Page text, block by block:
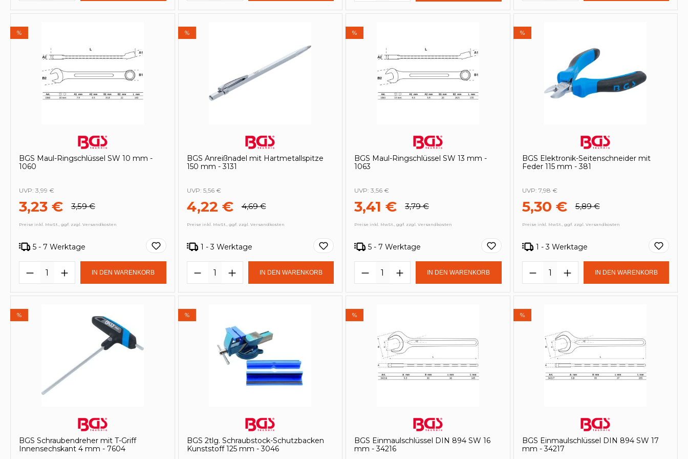
%
BGS Maul-Ringschlüssel SW 10 mm -
1060
3,23 € 3,59 €
UVP: 3,99 €
Preise inkl. MwSt., ggf. zzgl. Versandkosten
5 - 7 Werktage
Produkt Anzahl: Gib den gewünschten Wert ein oder benutze die Schaltflächen um die Anzahl zu erhöhen
IN DEN WARENKORB
%
BGS Anreißnadel mit Hartmetallspitze
150 mm - 3131
4,22 € 4,69 €
UVP: 5,56 €
Preise inkl. MwSt., ggf. zzgl. Versandkosten
1 - 3 Werktage
Produkt Anzahl: Gib den gewünschten Wert ein oder benutze die Schaltflächen
IN DEN WARENKORB
%
BGS Maul-Ringschlüssel SW 13 mm -
1063
3,41 € 3,79 €
UVP: 3,56 €
Preise inkl. MwSt., ggf. zzgl. Versandkosten
5 - 7 Werktage
Produkt Anzahl: Gib den gewünschten Wert ein oder
IN DEN WARENKORB
%
BGS Elektronik-Seitenschneider mit
Feder 115 mm - 381
5,30 € 5,89 €
UVP: 7,98 €
Preise inkl. MwSt., ggf. zzgl. Versandkosten
1 - 3 Werktage
Produkt Anzahl: Gib den
IN DEN WARENKORB
%
BGS Schraubendreher mit T-Griff
Innensechskant 4 mm - 7604
%
BGS 2tlg. Schraubstock-Schutzbacken
Kunststoff 125 mm - 3046
%
BGS Einmaulschlüssel DIN 894 SW 16
mm - 34216
%
BGS Einmaulschlüssel DIN 894 SW 17
mm - 34217